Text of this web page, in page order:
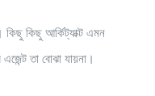
কিছু কিছু আর্কিট্যাক্ট এমন
তা বোঝা যায়না।